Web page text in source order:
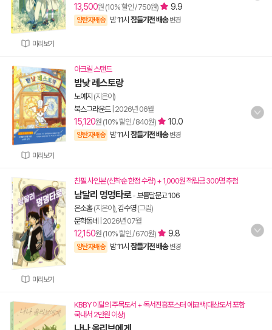
미리보기
13,500원 (10% 할인 / 750원) 9.9
양탄자배송 밤 11시 잠들기전 배송 변경
미리보기
아크릴 스탠드
밤낮 레스토랑
노예지 (지은이)
북스그라운드| 2026년 06월
15,120원 (10% 할인 / 840원) 10.0
양탄자배송 밤 11시 잠들기전 배송 변경
미리보기
친필 사인본 (선착순 한정 수량) + 1,000원 적립금 300명 추첨
남달리 멍멍타로-보름달문고 106
은소홀(지은이), 김수영(그림)
문학동네
2026년 07월
12,150원 (10% 할인 / 670원) 9.8
양탄자배송 밤 11시 잠들기전 배송 변경
KBBY 이달의 주목도서 + 독서진흥포스터 에코백(대상도서 포함
국내서 2만원 이상)